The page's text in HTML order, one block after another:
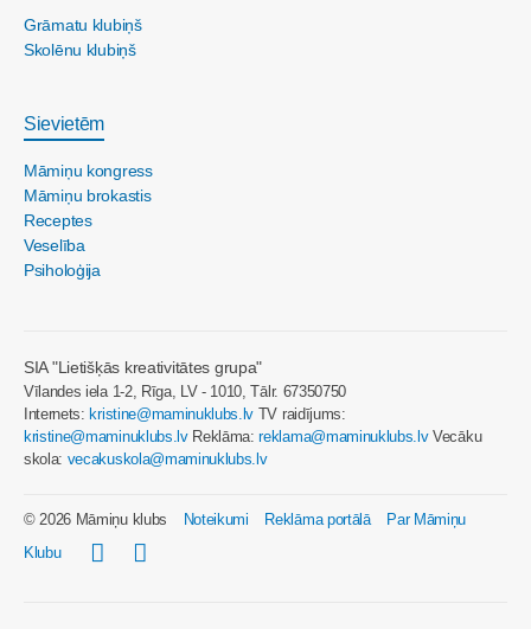
Grāmatu klubiņš
Skolēnu klubiņš
Sievietēm
Māmiņu kongress
Māmiņu brokastis
Receptes
Veselība
Psiholoģija
SIA "Lietišķās kreativitātes grupa"
Vīlandes iela 1-2, Rīga, LV - 1010, Tālr. 67350750
Internets: kristine@maminuklubs.lv TV raidījums:
kristine@maminuklubs.lvReklāma:reklama@maminuklubs.lvVecāku
skola: vecakuskola@maminuklubs.lv
© 2026 Māmiņu klubs Noteikumi Reklāma portālā
Par Māmiņu
Klubu